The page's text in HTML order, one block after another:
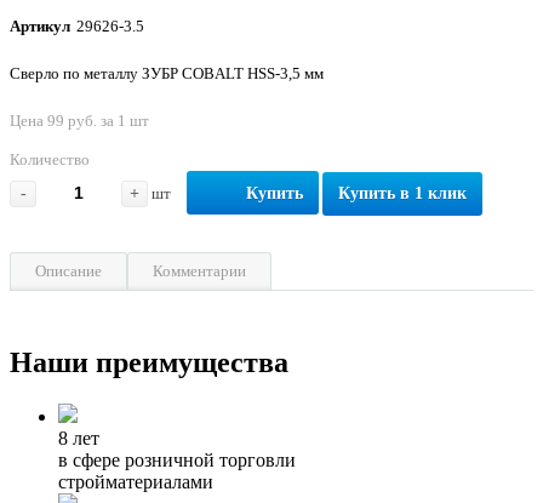
Артикул 29626-3.5
Сверло по металлу ЗУБР COBALT HSS-3,5 мм
Цена 99 руб. за 1 шт
Количество
-
+ шт Купить Купить в 1 клик
Описание Комментарии
Наши преимущества
8 лет
в сфере розничной торговли
стройматериалами